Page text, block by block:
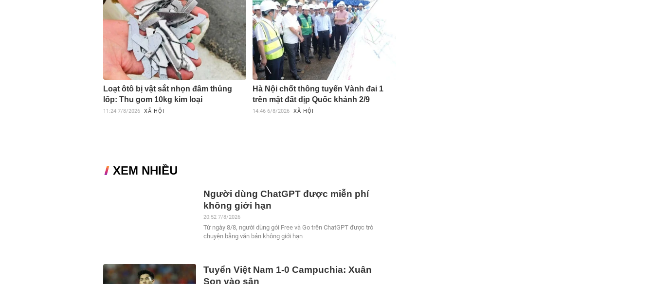
Loạt ôtô bị vật sắt nhọn đâm thủng
lốp: Thu gom 10kg kim loại
11:24 7/8/2026 XÃ HỘI
Hà Nội chốt thông tuyến Vành đai 1
trên mặt đất dịp Quốc khánh 2/9
14:46 6/8/2026 XÃ HỘI
XEM NHIỀU
Người dùng ChatGPT được miễn phí
không giới hạn
20:52 7/8/2026
Từ ngày 8/8, người dùng gói Free và Go trên ChatGPT được trò
chuyện bằng văn bản không giới hạn
Tuyển Việt Nam 1-0 Campuchia: Xuân
Son vào sân